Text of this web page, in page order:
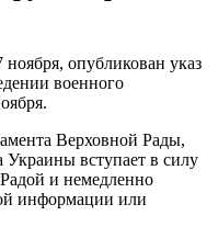
опубликован указ
военного
Верховной Рады,
Украины вступает в силу
и немедленно
информации или